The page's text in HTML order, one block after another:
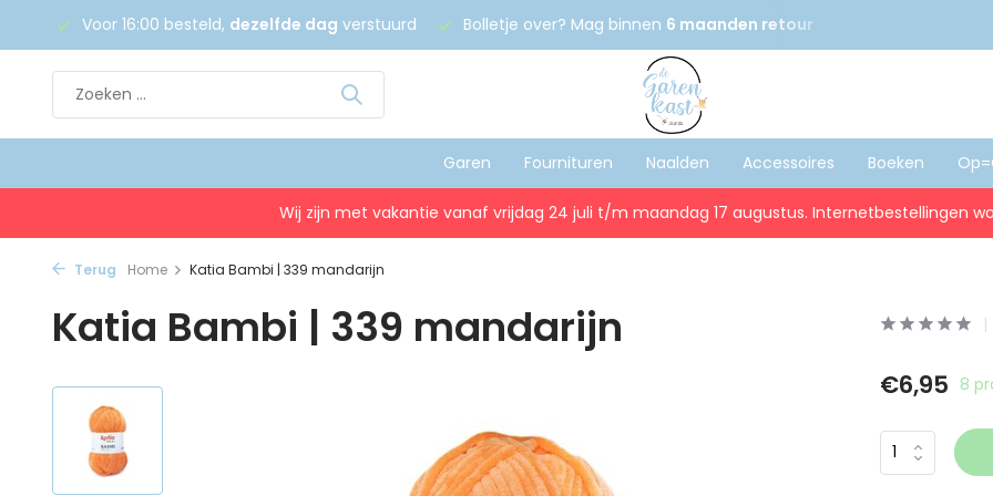
Voor 16:00 besteld, dezelfde dag verstuurd Bolletje over? Mag binnen 6 maanden retour
Garen Fournituren Naalden Accessoires Boeken
Wij zijn met vakantie vanaf vrijdag 24 juli t/m maandag 17 augustus. Internetbestellingen
Terug Home Katia Bambi | 339 mandarijn
Katia Bambi | 339 mandarijn
€6,95 8